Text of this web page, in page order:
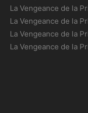
La Vengeance de la
La Vengeance de la
La Vengeance de la
La Vengeance de la